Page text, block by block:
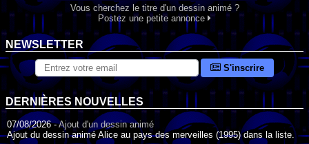
Vous cherchez le titre d'un dessin animé ?
Postez une petite annonce
NEWSLETTER
S'inscrire
DERNIÈRES NOUVELLES
07/08/2026 -Ajout d'un dessin animé
Ajout du dessin animé Alice au pays des merveilles (1995) dans la liste.